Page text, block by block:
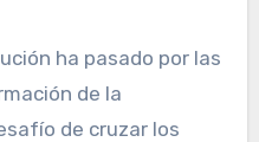
ha pasado por las
de la
de cruzar los